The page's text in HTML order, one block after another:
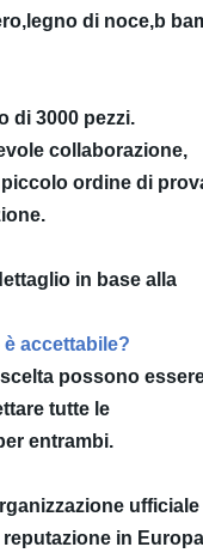
di noce,b
di 3000 pezzi.
collaborazione,
ordine di
in base alla
accettabile?
possono
tutte le
entrambi.
ufficiale
in